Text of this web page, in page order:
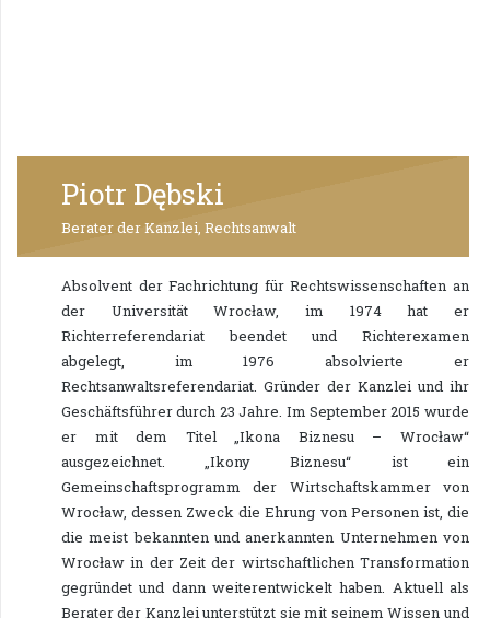
Piotr Dębski
Berater der Kanzlei, Rechtsanwalt
Absolvent der Fachrichtung für Rechtswissenschaften an
der Universität Wrocław, im 1974 hat er
Richterreferendariat beendet und Richterexamen
abgelegt, im 1976 absolvierte er
Rechtsanwaltsreferendariat. Gründer der Kanzlei und ihr
Geschäftsführer durch 23 Jahre. Im September 2015 wurde
er mit dem Titel „Ikona Biznesu – Wrocław“
ausgezeichnet. „Ikony Biznesu“ ist ein
Gemeinschaftsprogramm der Wirtschaftskammer von
Wrocław, dessen Zweck die Ehrung von Personen ist, die
die meist bekannten und anerkannten Unternehmen von
Wrocław in der Zeit der wirtschaftlichen Transformation
gegründet und dann weiterentwickelt haben. Aktuell als
Berater der Kanzlei unterstützt sie mit seinem Wissen und